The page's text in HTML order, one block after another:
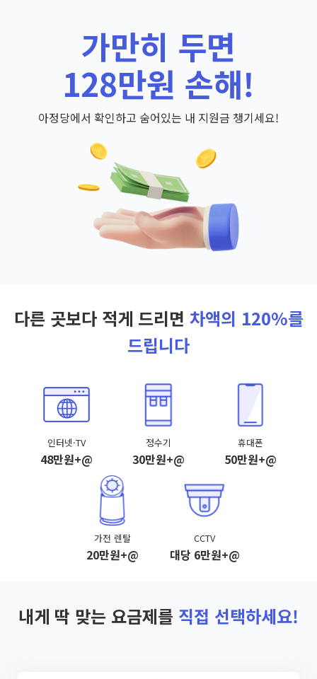
가만히 두면
128만원 손해!
아정당에서 확인하고 숨어있는 내 지원금 챙기세요!
다른 곳보다 적게 드리면 차액의 120%를
드립니다
인터넷·TV
48만원+@
정수기
30만원+@
휴대폰
50만원+@
가전 렌탈
20만원+@
CCTV
대당 6만원+@
내게 딱 맞는 요금제를 직접 선택하세요!